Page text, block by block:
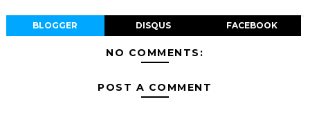
BLOGGER DISQUS FACEBOOK
NO COMMENTS:
POST A COMMENT